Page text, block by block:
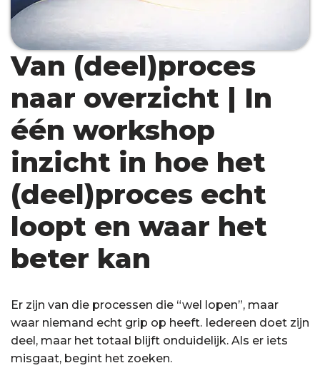
Van (deel)proces
naar overzicht | In
één workshop
inzicht in hoe het
(deel)proces echt
loopt en waar het
beter kan
Er zijn van die processen die “wel lopen”, maar
waar niemand echt grip op heeft. Iedereen doet zijn
deel, maar het totaal blijft onduidelijk. Als er iets
misgaat, begint het zoeken.